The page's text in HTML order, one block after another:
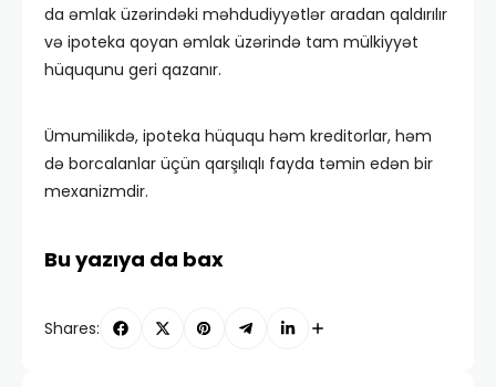
da əmlak üzərindəki məhdudiyyətlər aradan qaldırılır
və ipoteka qoyan əmlak üzərində tam mülkiyyət
hüququnu geri qazanır.
Ümumilikdə, ipoteka hüququ həm kreditorlar, həm
də borcalanlar üçün qarşılıqlı fayda təmin edən bir
mexanizmdir.
Bu yazıya da bax
Shares: